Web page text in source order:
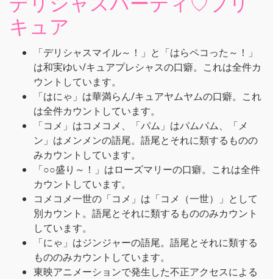
キュア
「デリシャスマイル～！」と「はらペコった～！」
は和実ゆい/キュアプレシャスの口癖。これは全件カ
ウントしています。
「はにゃ」は華満らん/キュアヤムヤムの口癖。これ
は全件カウントしています。
「コメ」はコメコメ、「パム」はパムパム、「メ
ン」はメンメンの語尾。語尾とそれに類するものの
みカウントしています。
「○○盛り～！」はローズマリーの口癖。これは全件
カウントしています。
コメコメ一世の「コメ」は「コメ（一世）」として
別カウント。語尾とそれに類するもののみカウント
しています。
「にゃ」はジンジャーの語尾。語尾とそれに類する
もののみカウントしています。
東映アニメーションで発生した不正アクセスによる